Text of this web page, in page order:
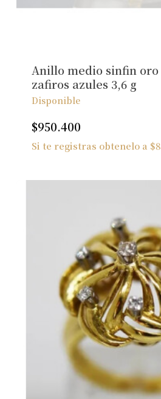
No hay
Anillo medio sinfin oro
zafiros azules 3,6 g
Disponible
$950.400
Si te registras obtenelo a $